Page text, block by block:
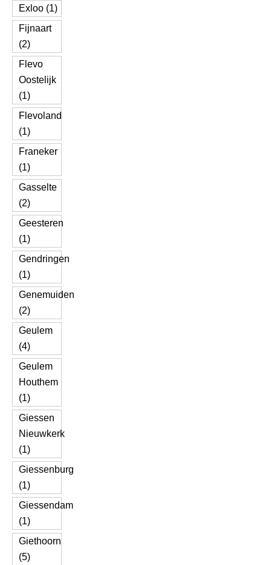
Exloo (1)
Fijnaart
(2)
Flevo
Oostelijk
(1)
Flevoland
(1)
Franeker
(1)
Gasselte
(2)
Geesteren
(1)
Gendringen
(1)
Genemuiden
(2)
Geulem
(4)
Geulem
Houthem
(1)
Giessen
Nieuwkerk
(1)
Giessenburg
(1)
Giessendam
(1)
Giethoorn
(5)